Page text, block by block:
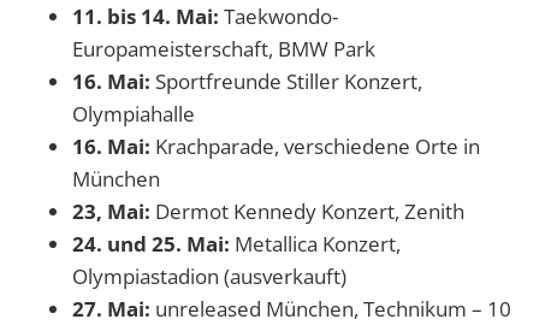
11. bis 14. Mai: Taekwondo-
Europameisterschaft, BMW Park
16. Mai: Sportfreunde Stiller Konzert,
Olympiahalle
16. Mai: Krachparade, verschiedene Orte in
München
23, Mai: Dermot Kennedy Konzert, Zenith
24. und 25. Mai: Metallica Konzert,
Olympiastadion (ausverkauft)
27. Mai: unreleased München, Technikum – 10